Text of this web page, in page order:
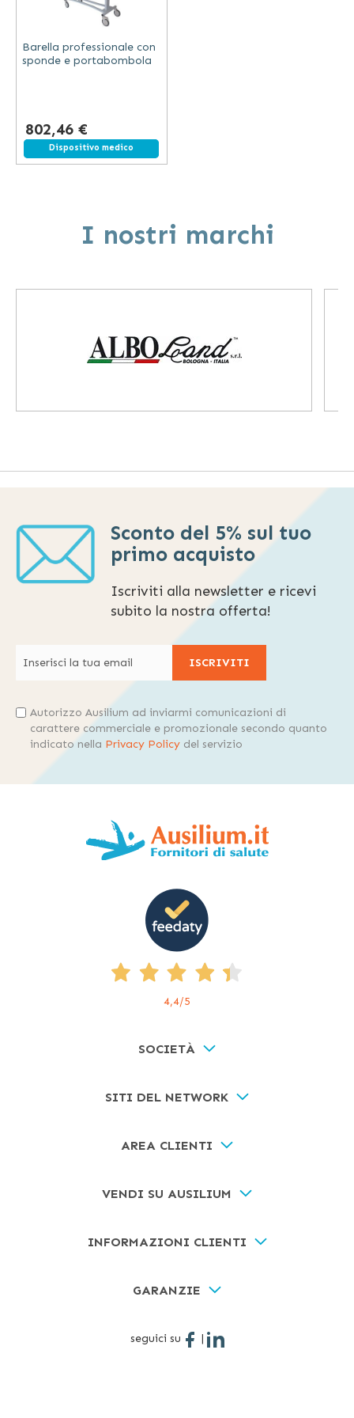
Barella professionale con
sponde e portabombola
802,46 €
Spedizione gratuita
Dispositivo medico
I nostri marchi
Sconto del 5% sul tuo
primo acquisto
Iscriviti alla newsletter e ricevi
subito la nostra offerta!
ISCRIVITI
Autorizzo Ausilium ad inviarmi comunicazioni di
carattere commerciale e promozionale secondo quanto
indicato nella Privacy Policy del servizio
4,4/5
SOCIETÀ
SITI DEL NETWORK
AREA CLIENTI
VENDI SU AUSILIUM
INFORMAZIONI CLIENTI
GARANZIE
seguici su |